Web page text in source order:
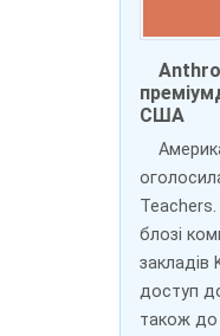
США
блозі
закладів
доступ
також до